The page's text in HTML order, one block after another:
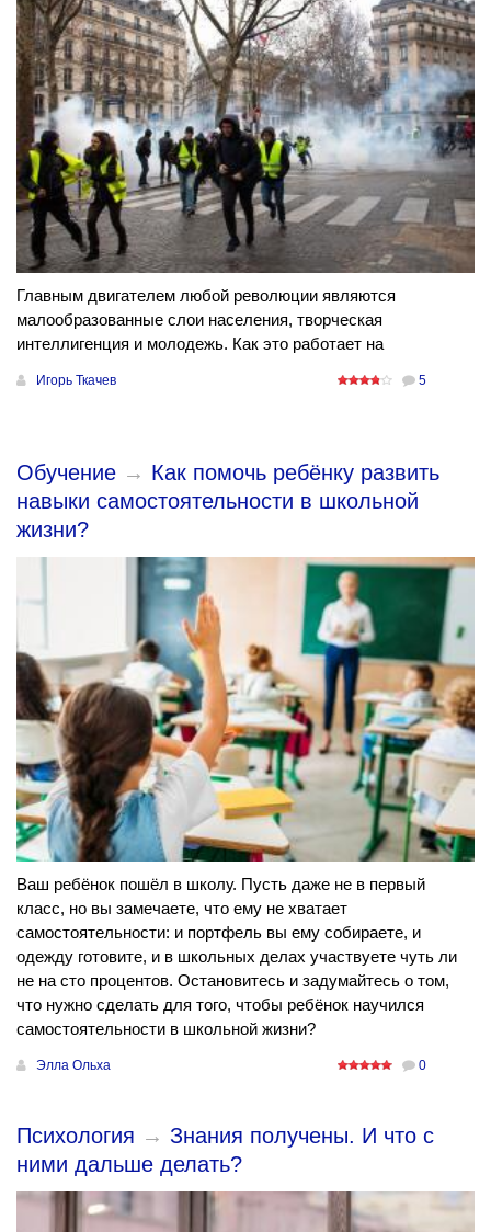
Главным двигателем любой революции являются
малообразованные слои населения, творческая
интеллигенция и молодежь. Как это работает на
Игорь Ткачев 5
Обучение → Как помочь ребёнку развить
навыки самостоятельности в школьной
жизни?
Ваш ребёнок пошёл в школу. Пусть даже не в первый
класс, но вы замечаете, что ему не хватает
самостоятельности: и портфель вы ему собираете, и
одежду готовите, и в школьных делах участвуете чуть ли
не на сто процентов. Остановитесь и задумайтесь о том,
что нужно сделать для того, чтобы ребёнок научился
самостоятельности в школьной жизни?
Элла Ольха 0
Психология → Знания получены. И что с
ними дальше делать?